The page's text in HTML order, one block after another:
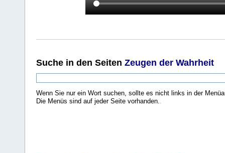
Suche in den Seiten Zeugen der Wahrheit
Wenn Sie nur ein Wort suchen, sollte es nicht links in der
Die Menüs sind auf jeder Seite vorhanden..